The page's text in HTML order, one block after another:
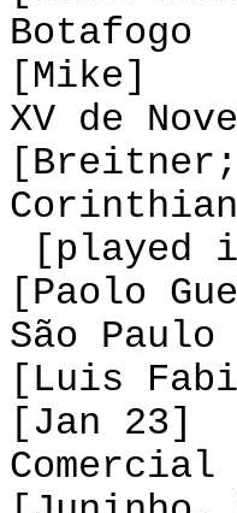
[Mike]
XV de
[played
[Paolo
São
[Luis
[Jan 23]